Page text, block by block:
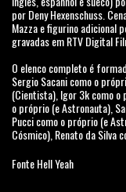
por Deny Hexenschuss.
Mazza e figurino adicional
gravadas em RTV Digital
O elenco completo é
Sergio Sacani como o
(Cientista), Igor 3k como o
o próprio (e Astronauta),
Pucci como o próprio (e
Cósmico), Renato da Silva
Fonte Hell Yeah